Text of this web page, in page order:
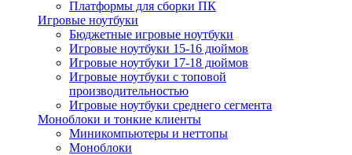
Платформы для сборки ПК
Игровые ноутбуки
Бюджетные игровые ноутбуки
Игровые ноутбуки 15-16 дюймов
Игровые ноутбуки 17-18 дюймов
Игровые ноутбуки с топовой
производительностью
Игровые ноутбуки среднего сегмента
Моноблоки и тонкие клиенты
Миникомпьютеры и неттопы
Моноблоки